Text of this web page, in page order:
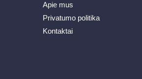
Apie mus
Privatumo politika
Kontaktai